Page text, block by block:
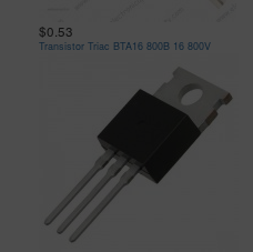
$0.53
Transistor Triac BTA16 800B 16 800V